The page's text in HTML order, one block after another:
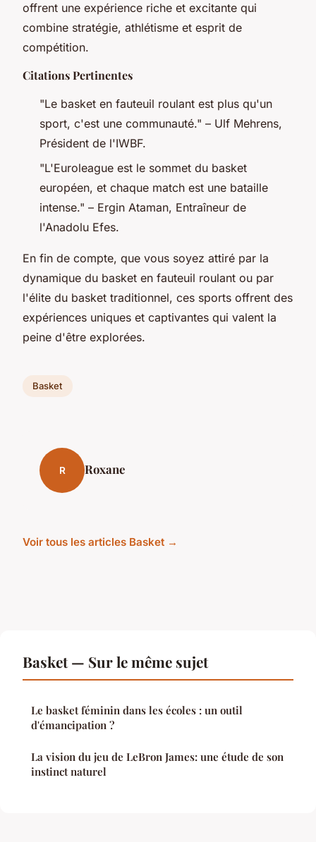
offrent une expérience riche et excitante qui
combine stratégie, athlétisme et esprit de
compétition.
Citations Pertinentes
"Le basket en fauteuil roulant est plus qu'un
sport, c'est une communauté." – Ulf Mehrens,
Président de l'IWBF.
"L'Euroleague est le sommet du basket
européen, et chaque match est une bataille
intense." – Ergin Ataman, Entraîneur de
l'Anadolu Efes.
En fin de compte, que vous soyez attiré par la
dynamique du basket en fauteuil roulant ou par
l'élite du basket traditionnel, ces sports offrent des
expériences uniques et captivantes qui valent la
peine d'être explorées.
Basket
R Roxane
Voir tous les articles Basket →
Basket — Sur le même sujet
Le basket féminin dans les écoles : un outil
d'émancipation ?
La vision du jeu de LeBron James: une étude de son
instinct naturel